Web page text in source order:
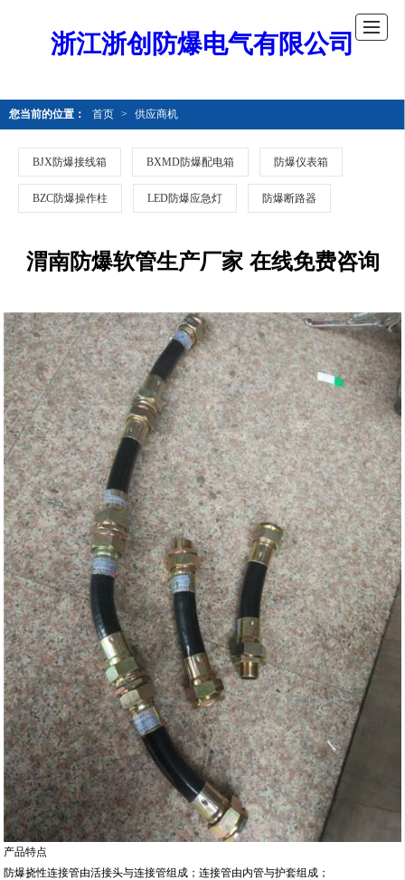
浙江浙创防爆电气有限公司
您当前的位置： 首页 > 供应商机
BJX防爆接线箱 BXMD防爆配电箱 防爆仪表箱
BZC防爆操作柱 LED防爆应急灯 防爆断路器
渭南防爆软管生产厂家 在线免费咨询
产品特点
防爆挠性连接管由活接头与连接管组成；连接管由内管与护套组成；